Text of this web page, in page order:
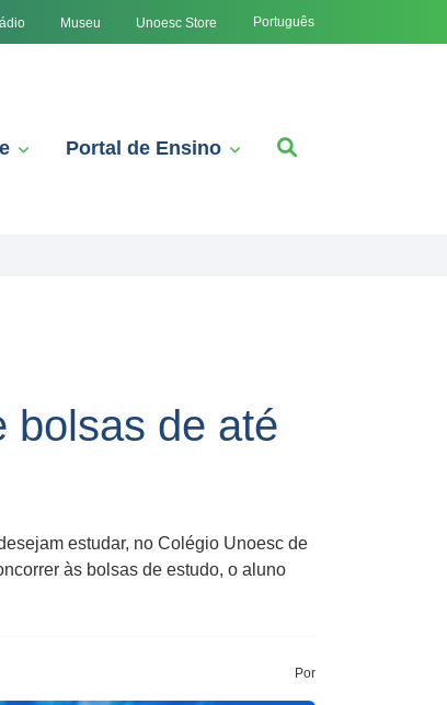
Museu Unoesc Store Português
Portal de Ensino
bolsas de até
estudar, no Colégio Unoesc de
às bolsas de estudo, o aluno
Por